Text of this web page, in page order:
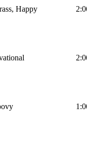
Happy